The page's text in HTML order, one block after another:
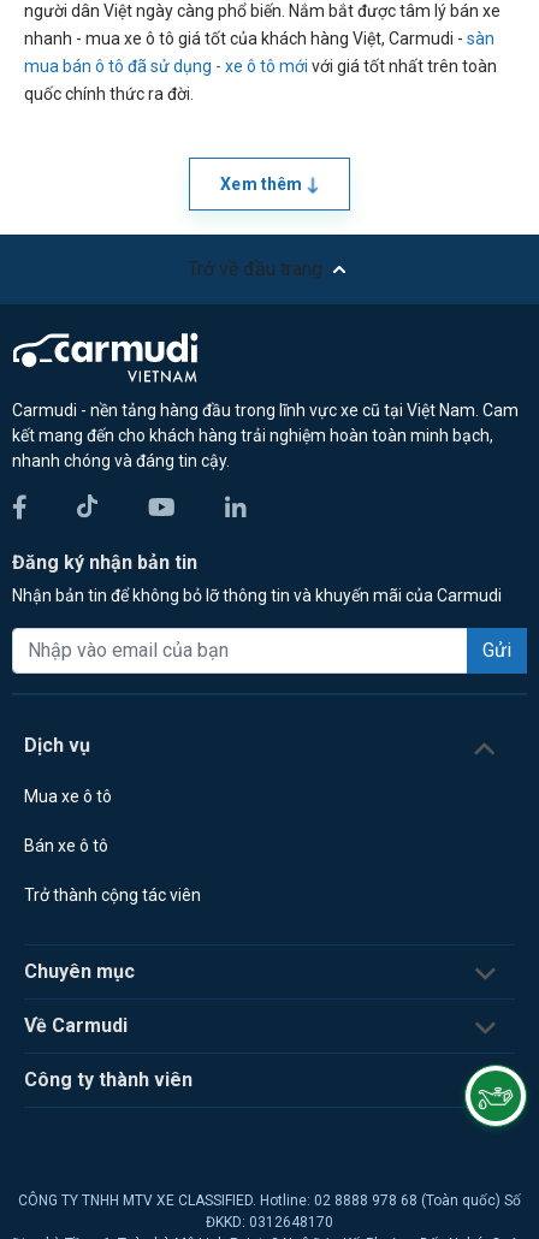
người dân Việt ngày càng phổ biến. Nắm bắt được tâm lý bán xe
nhanh - mua xe ô tô giá tốt của khách hàng Việt, Carmudi - sàn
mua bán ô tô đã sử dụng - xe ô tô mới với giá tốt nhất trên toàn
quốc chính thức ra đời.
Xem thêm
Trở về đầu trang
Carmudi - nền tảng hàng đầu trong lĩnh vực xe cũ tại Việt Nam. Cam
kết mang đến cho khách hàng trải nghiệm hoàn toàn minh bạch,
nhanh chóng và đáng tin cậy.
Đăng ký nhận bản tin
Nhận bản tin để không bỏ lỡ thông tin và khuyến mãi của Carmudi
Gửi
Dịch vụ
Mua xe ô tô
Bán xe ô tô
Trở thành cộng tác viên
Chuyên mục
Về Carmudi
Công ty thành viên
CÔNG TY TNHH MTV XE CLASSIFIED. Hotline: 02 8888 978 68 (Toàn quốc) Số
ĐKKD: 0312648170